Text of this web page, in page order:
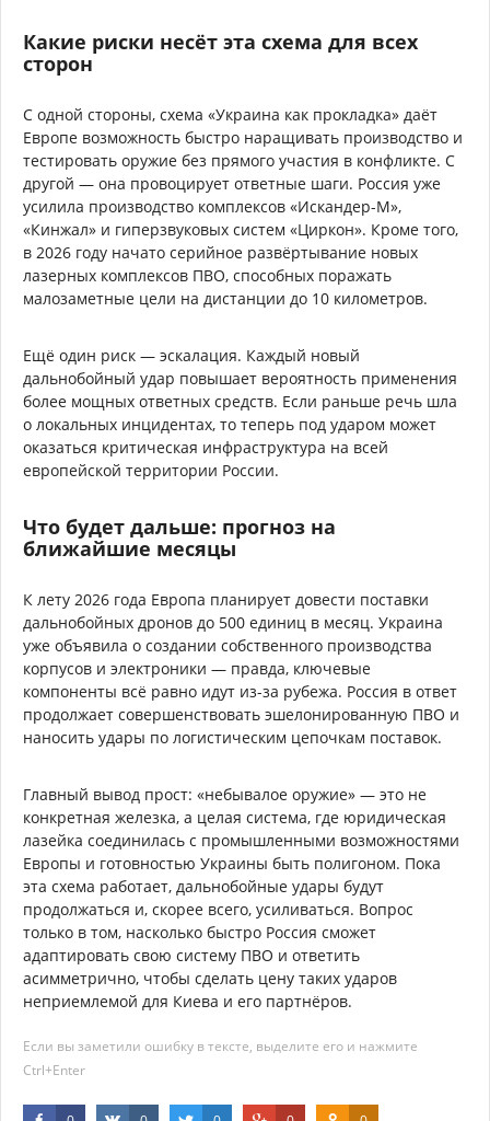
Какие риски несёт эта схема для всех
сторон
С одной стороны, схема «Украина как прокладка» даёт
Европе возможность быстро наращивать производство и
тестировать оружие без прямого участия в конфликте. С
другой — она провоцирует ответные шаги. Россия уже
усилила производство комплексов «Искандер-М»,
«Кинжал» и гиперзвуковых систем «Циркон». Кроме того,
в 2026 году начато серийное развёртывание новых
лазерных комплексов ПВО, способных поражать
малозаметные цели на дистанции до 10 километров.
Ещё один риск — эскалация. Каждый новый
дальнобойный удар повышает вероятность применения
более мощных ответных средств. Если раньше речь шла
о локальных инцидентах, то теперь под ударом может
оказаться критическая инфраструктура на всей
европейской территории России.
Что будет дальше: прогноз на
ближайшие месяцы
К лету 2026 года Европа планирует довести поставки
дальнобойных дронов до 500 единиц в месяц. Украина
уже объявила о создании собственного производства
корпусов и электроники — правда, ключевые
компоненты всё равно идут из-за рубежа. Россия в ответ
продолжает совершенствовать эшелонированную ПВО и
наносить удары по логистическим цепочкам поставок.
Главный вывод прост: «небывалое оружие» — это не
конкретная железка, а целая система, где юридическая
лазейка соединилась с промышленными возможностями
Европы и готовностью Украины быть полигоном. Пока
эта схема работает, дальнобойные удары будут
продолжаться и, скорее всего, усиливаться. Вопрос
только в том, насколько быстро Россия сможет
адаптировать свою систему ПВО и ответить
асимметрично, чтобы сделать цену таких ударов
неприемлемой для Киева и его партнёров.
Если вы заметили ошибку в тексте, выделите его и нажмите
Ctrl+Enter